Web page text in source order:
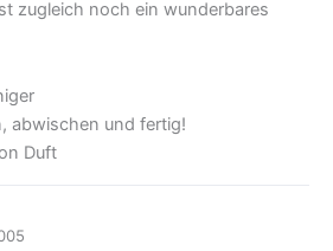
zugleich noch ein wunderbares
abwischen und fertig!
Duft